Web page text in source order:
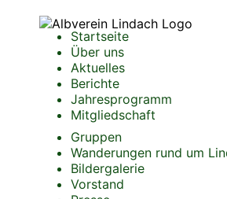
Startseite
Über uns
Aktuelles
Berichte
Jahresprogramm
Mitgliedschaft
Gruppen
Wanderungen rund um
Bildergalerie
Vorstand